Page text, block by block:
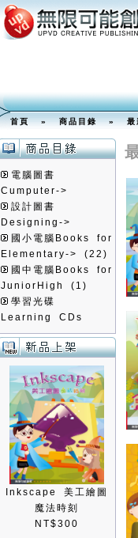
首頁»商品目錄»最
電腦圖書
Cumputer->
設計圖書
Designing->
國小電腦Books for
Elementary->
(22)
國中電腦Books for
JuniorHigh
(1)
學習光碟
Learning CDs
Inkscape 美工繪圖
魔法時刻
NT$300